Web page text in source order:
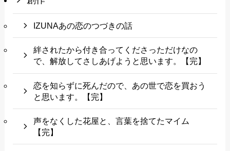
IZUNAあの恋のつづきの話
絆されたから付き合ってくださっただけなの
で、解放してさしあげようと思います。【完】
恋を知らずに死んだので、あの世で恋を買おう
と思います。【完】
声をなくした花屋と、言葉を捨てたマイム
【完】